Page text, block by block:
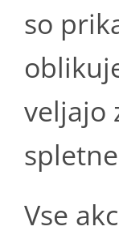
so
veljajo
Vse